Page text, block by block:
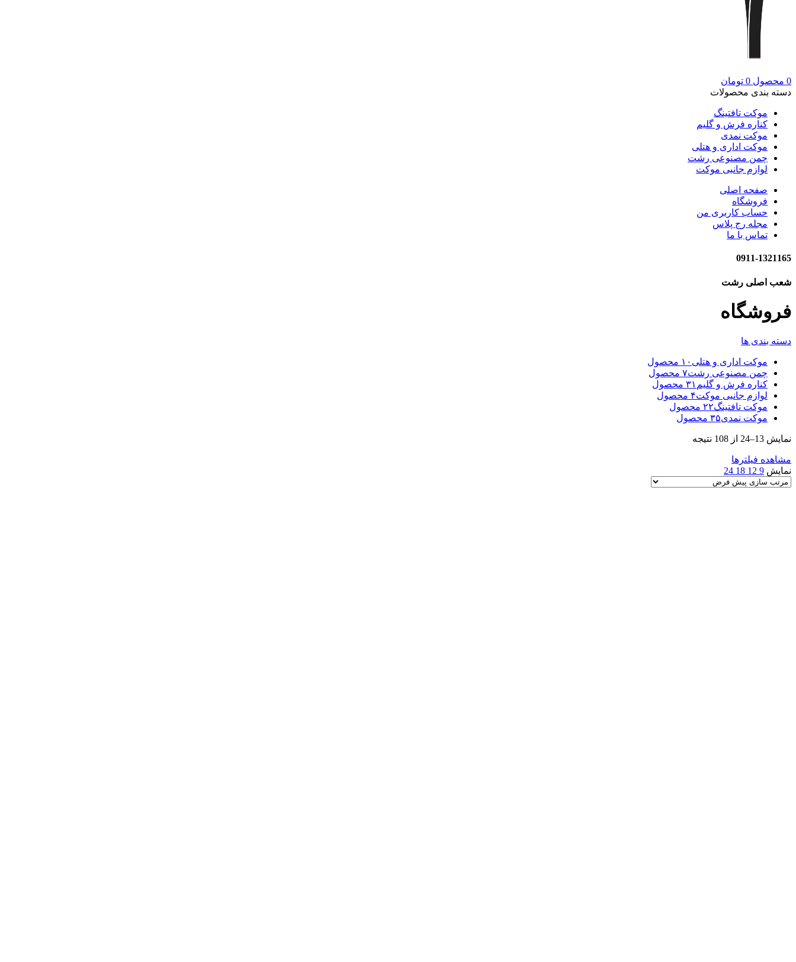
0 محصول 0 تومان
دسته بندی محصولات
موکت تافتینگ
کناره فرش و گلیم
موکت نمدی
موکت اداری و هتلی
چمن مصنوعی رشت
لوازم جانبی موکت
صفحه اصلی
فروشگاه
حساب کاربری من
مجله رج پلاس
تماس با ما
0911-1321165
شعب اصلی رشت
فروشگاه
دسته بندی ها
موکت اداری و هتلی ۱۰ محصول
چمن مصنوعی رشت۷ محصول
کناره فرش و گلیم ۳۱ محصول
لوازم جانبی موکت۴ محصول
موکت تافتینگ۲۲ محصول
موکت نمدی۳۵ محصول
نمایش 13–24 از 108 نتیجه
مشاهده فیلترها
نمایش 9
12
18
24